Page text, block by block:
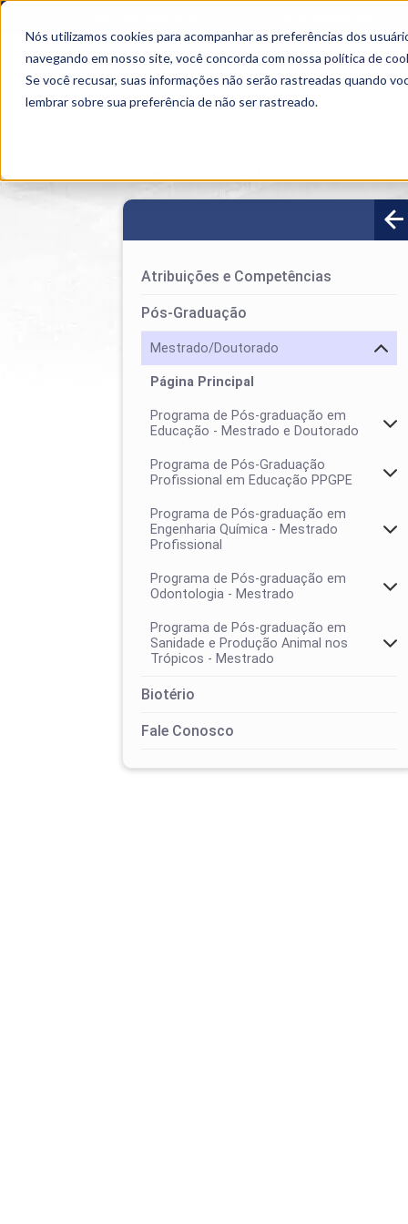
Nós utilizamos cookies para acompanhar as preferências dos
navegando em nosso site, você concorda com nossa política de
Se você recusar, suas informações não serão rastreadas quando
lembrar sobre sua preferência de não ser rastreado.
SEMIPRESENCIAL PRESENCIAL EAD
Atribuições e Competências
Pós-Graduação
Mestrado/Doutorado
Página Principal
Programa de Pós-graduação em
Educação - Mestrado e Doutorado
Programa de Pós-Graduação
Profissional em Educação PPGPE
Programa de Pós-graduação em
Engenharia Química - Mestrado
Profissional
Programa de Pós-graduação em
Odontologia - Mestrado
Área de concentração
Programa de Pós-graduação em
Sanidade e Produção Animal nos
Trópicos - Mestrado
Biotério
Fale Conosco